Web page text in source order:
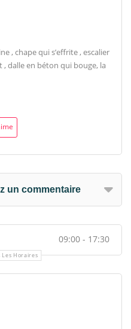
, chape qui s’effrite , escalier
dalle en béton qui bouge, la
un commentaire
09:00 - 17:30
Horaires